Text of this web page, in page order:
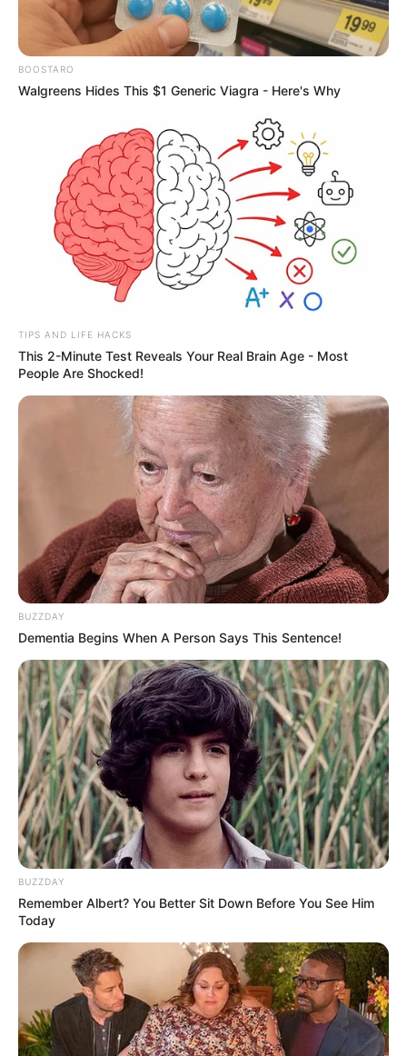
BOOSTARO
Walgreens Hides This $1 Generic Viagra - Here's Why
TIPS AND LIFE HACKS
This 2-Minute Test Reveals Your Real Brain Age - Most
People Are Shocked!
BUZZDAY
Dementia Begins When A Person Says This Sentence!
BUZZDAY
Remember Albert? You Better Sit Down Before You See Him
Today